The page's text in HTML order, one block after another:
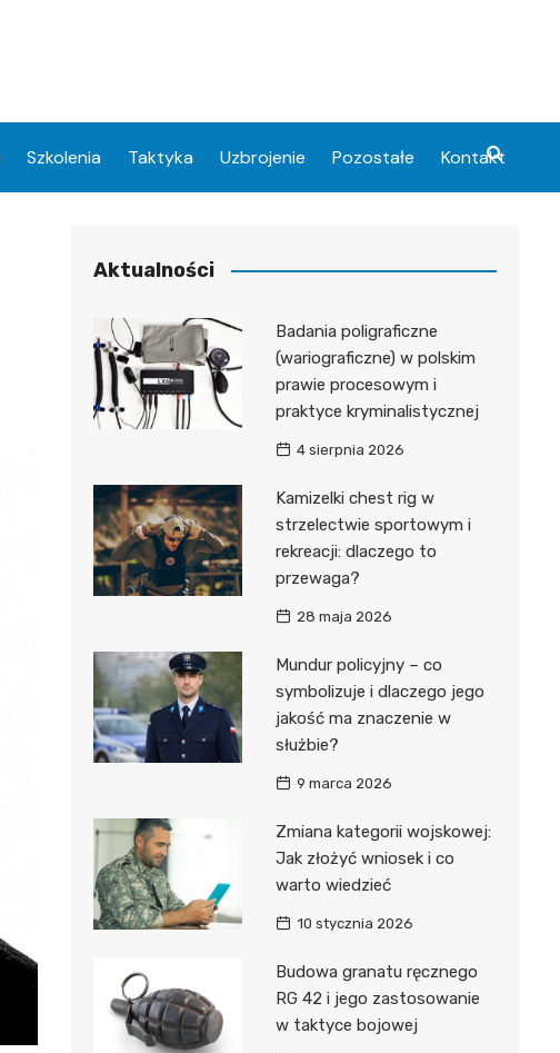
Szkolenia Taktyka Uzbrojenie Pozostałe Kontakt
Aktualności
Badania poligraficzne
(wariograficzne) w polskim
prawie procesowym i
praktyce kryminalistycznej
4 sierpnia 2026
Kamizelki chest rig w
strzelectwie sportowym i
rekreacji: dlaczego to
przewaga?
28 maja 2026
Mundur policyjny – co
symbolizuje i dlaczego jego
jakość ma znaczenie w
służbie?
9 marca 2026
Zmiana kategorii wojskowej:
Jak złożyć wniosek i co
warto wiedzieć
10 stycznia 2026
Budowa granatu ręcznego
RG 42 i jego zastosowanie
w taktyce bojowej